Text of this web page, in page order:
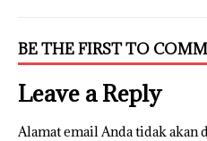
BE THE FIRST TO
Leave a Reply
Alamat email Anda tidak akan